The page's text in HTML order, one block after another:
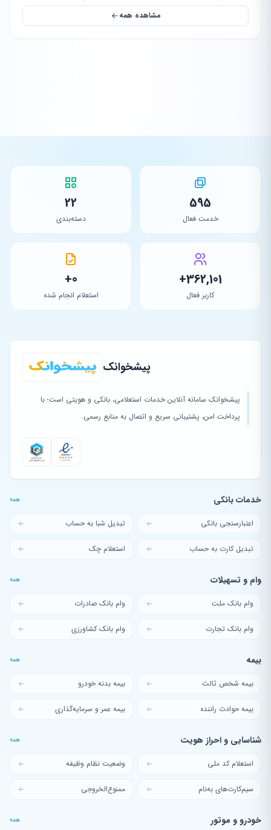
مشاهده همه
595
خدمت فعال
22
دسته‌بندی
362,101+
کاربر فعال
0+
استعلام انجام شده
پیشخوانک
پیشخوانک سامانه آنلاین خدمات استعلامی، بانکی و هویتی است؛ با
پرداخت امن، پشتیبانی سریع و اتصال به منابع رسمی.
خدمات بانکی همه
اعتبارسنجی بانکی تبدیل شبا به حساب
تبدیل کارت به حساب استعلام چک
وام و تسهیلات همه
وام بانک ملت وام بانک صادرات
وام بانک تجارت وام بانک کشاورزی
بیمه همه
بیمه شخص ثالث بیمه بدنه خودرو
بیمه حوادث راننده بیمه عمر و سرمایه‌گذاری
شناسایی و احراز هویت همه
استعلام کد ملی وضعیت نظام وظیفه
سیم‌کارت‌های به‌نام ممنوع‌الخروجی
خودرو و موتور همه